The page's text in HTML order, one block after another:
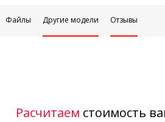
Файлы Другие модели Отзывы
Расчитаем стоимость